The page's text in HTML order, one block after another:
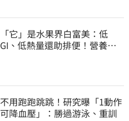
「它」是水果界白富美：低
GI、低熱量還助排便！營養師
不用跑跑跳跳！研究曝「1動作
可降血壓」：勝過游泳、重訓